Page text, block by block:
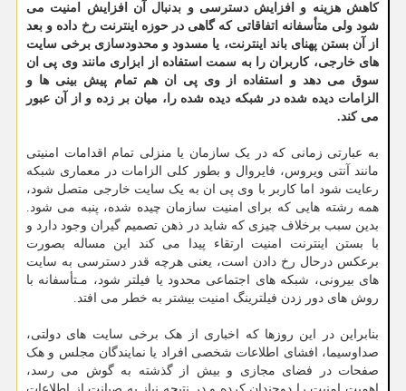
کاهش هزینه و افزایش دسترسی و بدنبال آن افزایش امنیت می
شود ولی متأسفانه اتفاقاتی که گاهی در حوزه اینترنت رخ داده و بعد
از آن بستن پهنای باند اینترنت، یا مسدود و محدودسازی برخی سایت
های خارجی، کاربران را به سمت استفاده از ابزاری مانند وی پی ان
سوق می دهد و استفاده از وی پی ان هم تمام پیش بینی ها و
الزامات دیده شده در شبکه دیده شده را، میان بر زده و از آن عبور
می کند.
به عبارتی زمانی که در یک سازمان یا منزلی تمام اقدامات امنیتی
مانند آنتی ویروس، فایروال و بطور کلی الزامات در معماری شبکه
رعایت شود اما کاربر با وی پی ان به یک سایت خارجی متصل شود،
همه رشته هایی که برای امنیت سازمان چیده شده، پنبه می شود.
بدین سبب برخلاف چیزی که شاید در ذهن تصمیم گیران وجود دارد و
با بستن اینترنت امنیت ارتقاء پیدا می کند این مساله بصورت
برعکس درحال رخ دادن است، یعنی هرچه قدر دسترسی به سایت
های بیرونی، شبکه های اجتماعی محدود یا فیلتر شود، مـتأسفانه با
روش های دور زدن فیلترینگ امنیت بیشتر به خطر می افتد.
بنابراین در این روزها که اخباری از هک برخی سایت های دولتی،
صداوسیما، افشای اطلاعات شخصی افراد یا نمایندگان مجلس و هک
صفحات در فضای مجازی و بیش از گذشته به گوش می رسد،